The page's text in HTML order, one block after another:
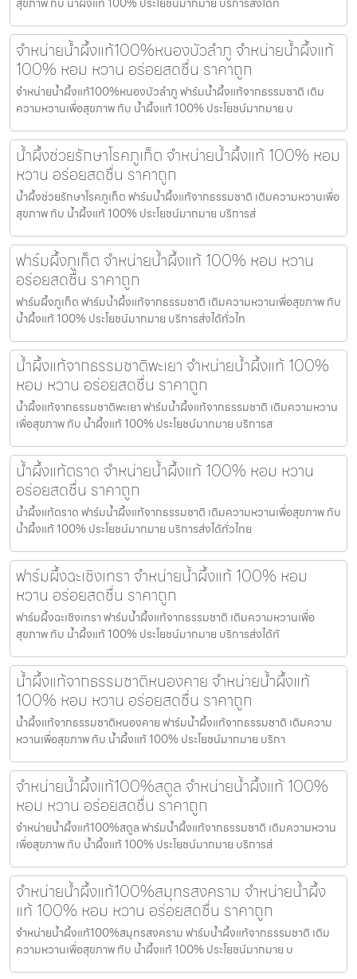
จำหน่ายน้ำผึ้งแท้100%หนองบัวลำภู จำหน่ายน้ำผึ้งแท้
100% หอม หวาน อร่อยสดชื่น ราคาถูก
จำหน่ายน้ำผึ้งแท้100%หนองบัวลำภู ฟาร์มน้ำผึ้งแท้จากธรรมชาติ เติม
ความหวานเพื่อสุขภาพ กับ น้ำผึ้งแท้ 100% ประโยชน์มากมาย บ
น้ำผึ้งช่วยรักษาโรคภูเก็ต จำหน่ายน้ำผึ้งแท้ 100% หอม
หวาน อร่อยสดชื่น ราคาถูก
น้ำผึ้งช่วยรักษาโรคภูเก็ต ฟาร์มน้ำผึ้งแท้จากธรรมชาติ เติมความหวานเพื่อ
สุขภาพ กับ น้ำผึ้งแท้ 100% ประโยชน์มากมาย บริการส่
ฟาร์มผึ้งภูเก็ต จำหน่ายน้ำผึ้งแท้ 100% หอม หวาน
อร่อยสดชื่น ราคาถูก
ฟาร์มผึ้งภูเก็ต ฟาร์มน้ำผึ้งแท้จากธรรมชาติ เติมความหวานเพื่อสุขภาพ กับ
น้ำผึ้งแท้ 100% ประโยชน์มากมาย บริการส่งได้ทั่วไท
น้ำผึ้งแท้จากธรรมชาติพะเยา จำหน่ายน้ำผึ้งแท้ 100%
หอม หวาน อร่อยสดชื่น ราคาถูก
น้ำผึ้งแท้จากธรรมชาติพะเยา ฟาร์มน้ำผึ้งแท้จากธรรมชาติ เติมความหวาน
เพื่อสุขภาพ กับ น้ำผึ้งแท้ 100% ประโยชน์มากมาย บริการส
น้ำผึ้งแท้ตราด จำหน่ายน้ำผึ้งแท้ 100% หอม หวาน
อร่อยสดชื่น ราคาถูก
น้ำผึ้งแท้ตราด ฟาร์มน้ำผึ้งแท้จากธรรมชาติ เติมความหวานเพื่อสุขภาพ กับ
น้ำผึ้งแท้ 100% ประโยชน์มากมาย บริการส่งได้ทั่วไทย
ฟาร์มผึ้งฉะเชิงเทรา จำหน่ายน้ำผึ้งแท้ 100% หอม
หวาน อร่อยสดชื่น ราคาถูก
ฟาร์มผึ้งฉะเชิงเทรา ฟาร์มน้ำผึ้งแท้จากธรรมชาติ เติมความหวานเพื่อ
สุขภาพ กับ น้ำผึ้งแท้ 100% ประโยชน์มากมาย บริการส่งได้ทั
น้ำผึ้งแท้จากธรรมชาติหนองคาย จำหน่ายน้ำผึ้งแท้
100% หอม หวาน อร่อยสดชื่น ราคาถูก
น้ำผึ้งแท้จากธรรมชาติหนองคาย ฟาร์มน้ำผึ้งแท้จากธรรมชาติ เติมความ
หวานเพื่อสุขภาพ กับ น้ำผึ้งแท้ 100% ประโยชน์มากมาย บริกา
จำหน่ายน้ำผึ้งแท้100%สตูล จำหน่ายน้ำผึ้งแท้ 100%
หอม หวาน อร่อยสดชื่น ราคาถูก
จำหน่ายน้ำผึ้งแท้100%สตูล ฟาร์มน้ำผึ้งแท้จากธรรมชาติ เติมความหวาน
เพื่อสุขภาพ กับ น้ำผึ้งแท้ 100% ประโยชน์มากมาย บริการส่
จำหน่ายน้ำผึ้งแท้100%สมุทรสงคราม จำหน่ายน้ำผึ้ง
แท้ 100% หอม หวาน อร่อยสดชื่น ราคาถูก
จำหน่ายน้ำผึ้งแท้100%สมุทรสงคราม ฟาร์มน้ำผึ้งแท้จากธรรมชาติ เติม
ความหวานเพื่อสุขภาพ กับ น้ำผึ้งแท้ 100% ประโยชน์มากมาย บ